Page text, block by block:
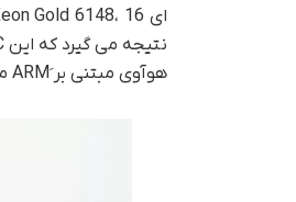
هوآوی مبتنی بر َARM می رسد.